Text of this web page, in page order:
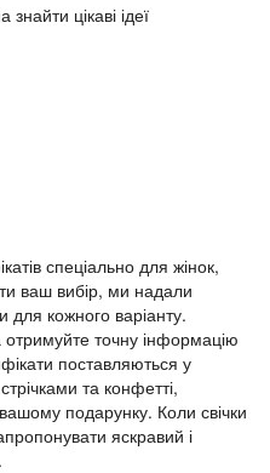
цікаві ідеї
спеціально для жінок,
ваш вибір, ми надали
для кожного варіанту.
отримуйте точну інформацію
поставляються у
та конфетті,
подарунку. Коли свічки
яскравий і